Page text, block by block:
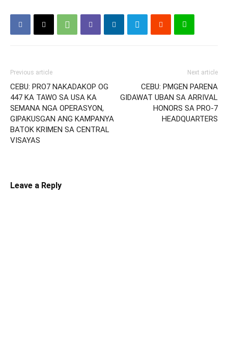
Previous article
CEBU: PRO7 NAKADAKOP OG
447 KA TAWO SA USA KA
SEMANA NGA OPERASYON,
GIPAKUSGAN ANG KAMPANYA
BATOK KRIMEN SA CENTRAL
VISAYAS
Next article
CEBU: PMGEN PARENA
GIDAWAT UBAN SA ARRIVAL
HONORS SA PRO-7
HEADQUARTERS
Leave a Reply